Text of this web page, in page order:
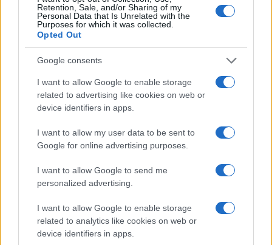
Retention, Sale, and/or Sharing of my
Personal Data that Is Unrelated with the
Purposes for which it was collected.
Opted Out
Google consents
I want to allow Google to enable storage
related to advertising like cookies on web or
device identifiers in apps.
I want to allow my user data to be sent to
Google for online advertising purposes.
I want to allow Google to send me
personalized advertising.
I want to allow Google to enable storage
related to analytics like cookies on web or
device identifiers in apps.
izbrati material, polnilo in
izvedbo
zadnja dva tedna skoraj brez
dežja
Več iz kategorije Novice
Cesta med Ravnami na
Koroškem in Dravogradom je
(VIDEO) Štorklje obiskale